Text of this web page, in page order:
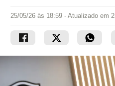
25/05/26 às 18:59 - Atualizado em